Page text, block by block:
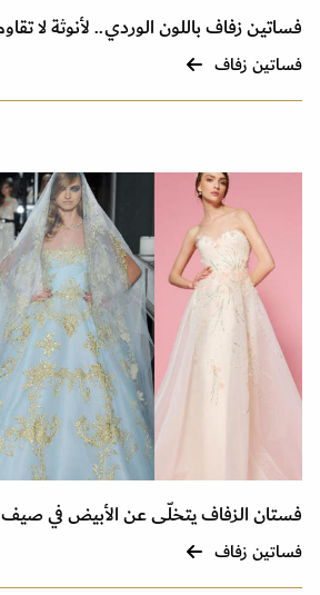
فساتين زفاف باللون الوردي.. لأنوثة لا
فساتين زفاف
فستان الزفاف يتخلّى عن الأبيض في صيف 2018
فساتين زفاف